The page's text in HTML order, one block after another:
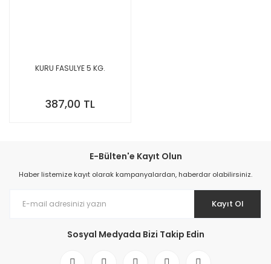
KURU FASULYE 5 KG.
387,00 TL
E-Bülten'e Kayıt Olun
Haber listemize kayıt olarak kampanyalardan, haberdar olabilirsiniz.
Kayıt Ol
Sosyal Medyada Bizi Takip Edin